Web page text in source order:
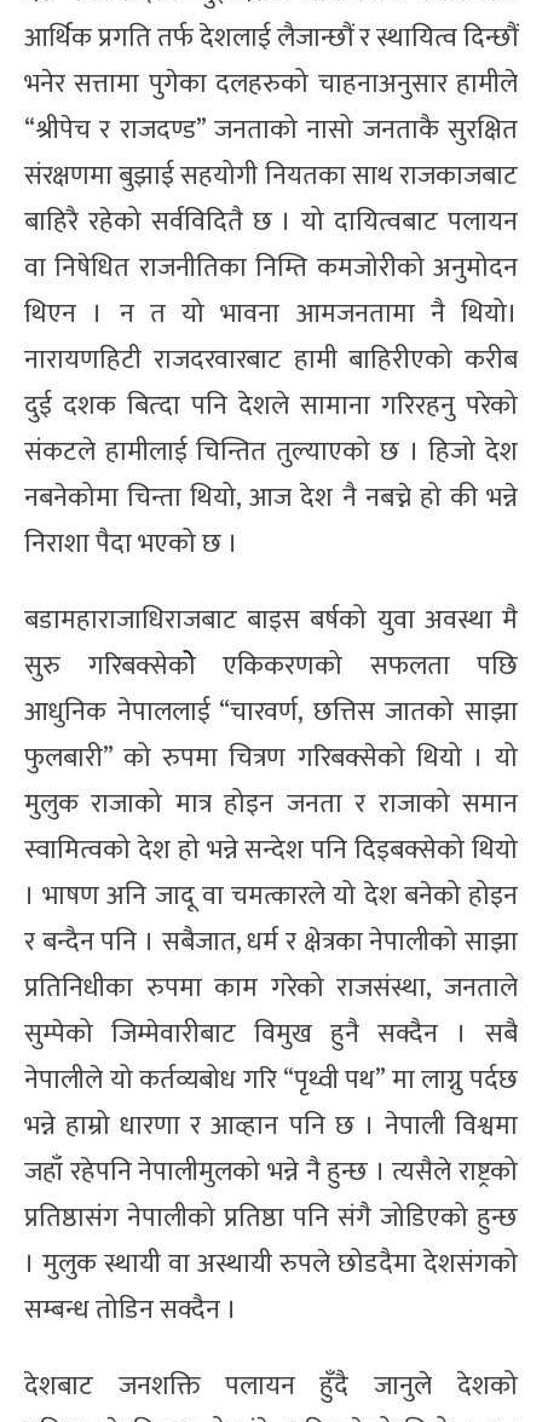
आर्थिक प्रगति तर्फ देशलाई लैजान्छौं र स्थायित्व दिन्छौं
भनेर सत्तामा पुगेका दलहरुको चाहनाअनुसार हामीले
“श्रीपेच र राजदण्ड” जनताको नासो जनताकै सुरक्षित
संरक्षणमा बुझाई सहयोगी नियतका साथ राजकाजबाट
बाहिरै रहेको सर्वविदितै छ । यो दायित्वबाट पलायन
वा निषेधित राजनीतिका निम्ति कमजोरीको अनुमोदन
थिएन । न त यो भावना आमजनतामा नै थियो।
नारायणहिटी राजदरवारबाट हामी बाहिरीएको करीब
दुई दशक बित्दा पनि देशले सामाना गरिरहनु परेको
संकटले हामीलाई चिन्तित तुल्याएको छ । हिजो देश
नबनेकोमा चिन्ता थियो, आज देश नै नबच्ने हो की भन्ने
निराशा पैदा भएको छ ।
बडामहाराजाधिराजबाट बाइस बर्षको युवा अवस्था मै
सुरु गरिबक्सेकोे एकिकरणको सफलता पछि
आधुनिक नेपाललाई “चारवर्ण, छत्तिस जातको साझा
फुलबारी” को रुपमा चित्रण गरिबक्सेको थियो । यो
मुलुक राजाको मात्र होइन जनता र राजाको समान
स्वामित्वको देश हो भन्ने सन्देश पनि दिइबक्सेको थियो
। भाषण अनि जादू वा चमत्कारले यो देश बनेको होइन
र बन्दैन पनि । सबैजात, धर्म र क्षेत्रका नेपालीको साझा
प्रतिनिधीका रुपमा काम गरेको राजसंस्था, जनताले
सुम्पेको जिम्मेवारीबाट विमुख हुनै सक्दैन । सबै
नेपालीले यो कर्तव्यबोध गरि “पृथ्वी पथ” मा लाग्नु पर्दछ
भन्ने हाम्रो धारणा र आव्हान पनि छ । नेपाली विश्वमा
जहाँ रहेपनि नेपालीमुलको भन्ने नै हुन्छ । त्यसैले राष्ट्रको
प्रतिष्ठासंग नेपालीको प्रतिष्ठा पनि संगै जोडिएको हुन्छ
। मुलुक स्थायी वा अस्थायी रुपले छोडदैमा देशसंगको
सम्बन्ध तोडिन सक्दैन ।
देशबाट जनशक्ति पलायन हुँदै जानुले देशको